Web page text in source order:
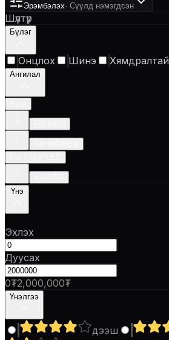
Эрэмбэлэх· Сүүлд нэмэгдсэн
Шүүлтүүр
Бүлэг
Онцлох Шинэ Хямдралтай
Ангилал
Үнэ
Эхлэх
Дуусах
0₮2,000,000₮
Үнэлгээ
дээш